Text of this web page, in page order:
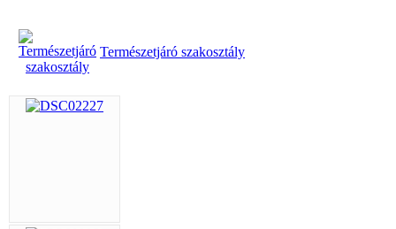
Természetjáró szakosztály